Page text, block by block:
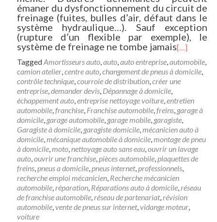
émaner du dysfonctionnement du circuit de
freinage (fuites, bulles d’air, défaut dans le
système hydraulique…). Sauf exception
(rupture d’un flexible par exemple), le
système de freinage ne tombe jamais[…]
TaggedAmortisseurs auto,auto,auto entreprise,automobile,
camion atelier,centre auto,changement de pneus à domicile,
contrôle technique,courroie de distribution,créer une
entreprise,demander devis, Dépannage à domicile,
échappement auto,entreprise nettoyage voiture,entretien
automobile,franchise, Franchise automobile,freins, garage à
domicile, garage automobile, garage mobile, garagiste,
Garagiste à domicile, garagiste domicile,mécanicien auto à
domicile,mécanique automobile à domicile,montage de pneu
à domicile,moto,nettoyage auto sans eau,ouvrir un lavage
auto,ouvrir une franchise,pièces automobile,plaquettes de
freins,pneus a domicile,pneus internet,professionnels,
recherche emploi mécanicien, Recherche mécanicien
automobile,réparation, Réparations auto à domicile,réseau
de franchise automobile,réseau de partenariat,révision
automobile,vente de pneus sur internet,vidange moteur,
voiture